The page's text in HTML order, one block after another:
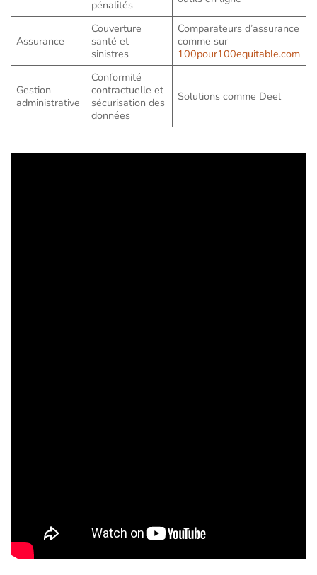
pénalités
Assurance
Couverture
santé et
sinistres
Comparateurs d’assurance
comme sur
100pour100equitable.com
Gestion
administrative
Conformité
contractuelle et
sécurisation des
données
Solutions comme Deel